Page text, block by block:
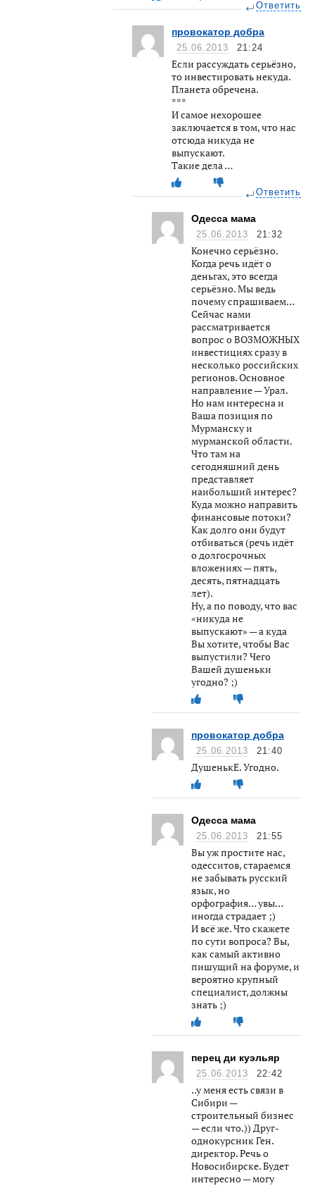
Ответить
провокатор добра
25.06.2013 21:24
Если рассуждать серьёзно,
то инвестировать некуда.
Планета обречена.
***
И самое нехорошее
заключается в том, что нас
отсюда никуда не
выпускают.
Такие дела …
Ответить
Одесса мама
25.06.2013 21:32
Конечно серьёзно.
Когда речь идёт о
деньгах, это всегда
серьёзно. Мы ведь
почему спрашиваем…
Сейчас нами
рассматривается
вопрос о ВОЗМОЖНЫХ
инвестициях сразу в
несколько российских
регионов. Основное
направление — Урал.
Но нам интересна и
Ваша позиция по
Мурманску и
мурманской области.
Что там на
сегодняшний день
представляет
наибольший интерес?
Куда можно направить
финансовые потоки?
Как долго они будут
отбиваться (речь идёт
о долгосрочных
вложениях — пять,
десять, пятнадцать
лет).
Ну, а по поводу, что вас
«никуда не
выпускают» — а куда
Вы хотите, чтобы Вас
выпустили? Чего
Вашей душеньки
угодно? ;)
провокатор добра
25.06.2013 21:40
ДушенькЕ. Угодно.
Одесса мама
25.06.2013 21:55
Вы уж простите нас,
одесситов, стараемся
не забывать русский
язык, но
орфография… увы…
иногда страдает ;)
И всё же. Что скажете
по сути вопроса? Вы,
как самый активно
пишущий на форуме, и
вероятно крупный
специалист, должны
знать ;)
перец ди куэльяр
25.06.2013 22:42
..у меня есть связи в
Сибири —
строительный бизнес
— если что.)) Друг-
однокурсник Ген.
директор. Речь о
Новосибирске. Будет
интересно — могу